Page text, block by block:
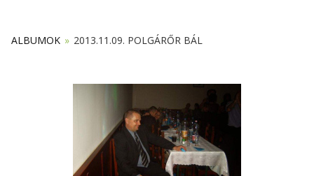
ALBUMOK » 2013.11.09. POLGÁRŐR BÁL